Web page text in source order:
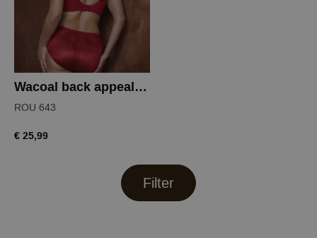
Wacoal back appeal tailleslip
ROU 643
€ 25,99
Filter